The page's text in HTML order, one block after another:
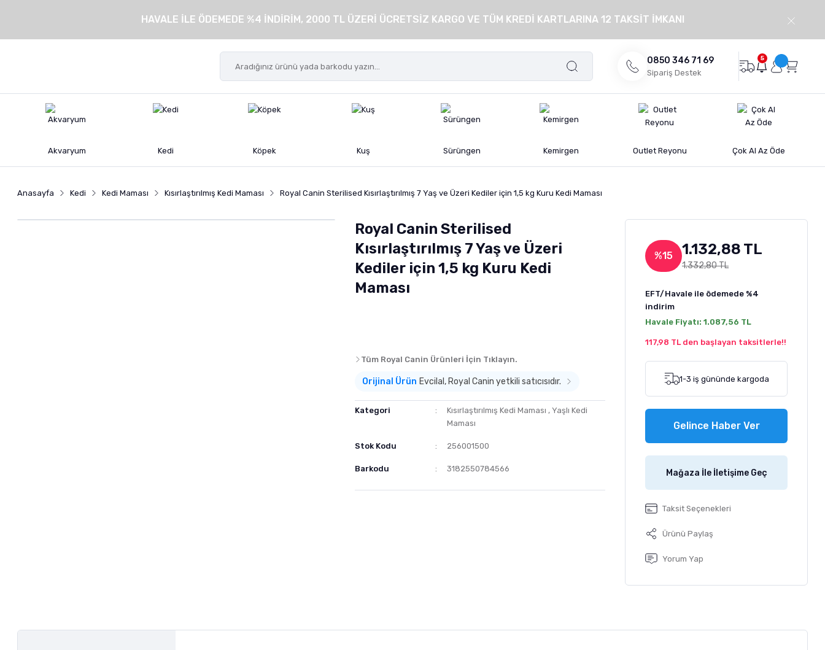
HAVALE İLE ÖDEMEDE %4 İNDİRİM, 2000 TL ÜZERİ ÜCRETSİZ KARGO VE TÜM KREDİ KARTLARINA 12 TAKSİT İMKANI
0850 346 71 69
Sipariş Destek
5
Akvaryum Kedi Köpek Kuş Sürüngen Kemirgen Outlet Reyonu Çok Al Az Öde
Anasayfa Kedi Kedi Maması Kısırlaştırılmış Kedi Maması Royal Canin Sterilised Kısırlaştırılmış 7 Yaş ve Üzeri Kediler için 1,5 kg Kuru Kedi Maması
Royal Canin Sterilised
Kısırlaştırılmış 7 Yaş ve Üzeri
Kediler için 1,5 kg Kuru Kedi
Maması
Tüm Royal Canin Ürünleri İçin Tıklayın.
Orijinal Ürün Evcilal, Royal Canin yetkili satıcısıdır.
Kategori Kısırlaştırılmış Kedi Maması , Yaşlı Kedi
Maması
Stok Kodu 256001500
Barkodu 3182550784566
%15 1.132,88 TL
1.332,80 TL
EFT/Havale ile ödemede %4
indirim
Havale Fiyatı: 1.087,56 TL
117,98 TL den başlayan taksitlerle!!
1-3 iş gününde kargoda
Gelince Haber Ver
Mağaza İle İletişime Geç
Taksit Seçenekleri
Ürünü Paylaş
Yorum Yap